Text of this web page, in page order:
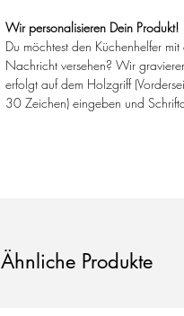
Wir personalisieren Dein Produkt!
Du möchtest den Küchenhelfer
Nachricht versehen? Wir
erfolgt auf dem Holzgriff
30 Zeichen) eingeben und
Ähnliche Produkte